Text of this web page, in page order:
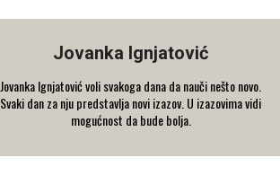
Jovanka Ignjatović
Jovanka Ignjatović voli svakoga dana da nauči nešto novo.
Svaki dan za nju predstavlja novi izazov. U izazovima vidi
mogućnost da bude bolja.